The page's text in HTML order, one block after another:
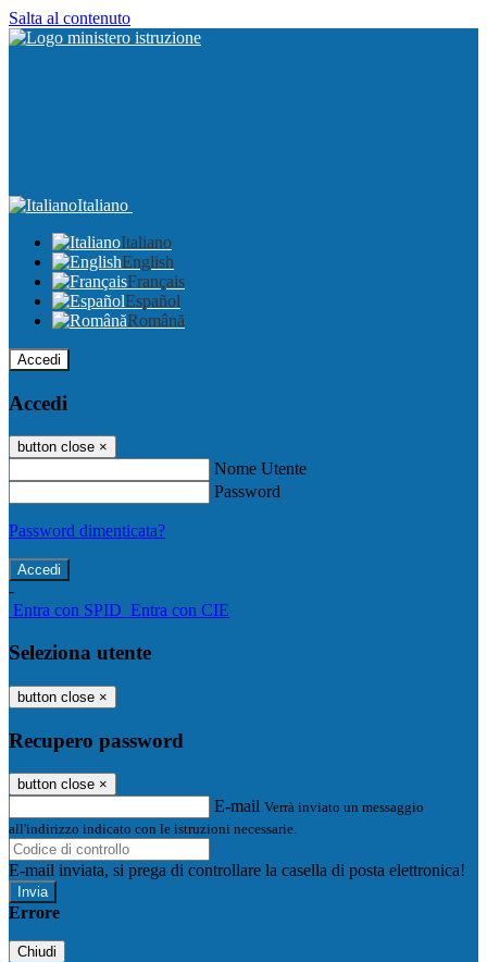
Salta al contenuto
Italiano
Italiano
English
Français
Español
Română
Accedi
Accedi
button close ×
Nome Utente
Password
Password dimenticata?
-
Entra con SPID Entra con CIE
Seleziona utente
button close ×
Recupero password
button close ×
E-mail Verrà inviato un messaggio
all'indirizzo indicato con le istruzioni necessarie.
E-mail inviata, si prega di controllare la casella di posta elettronica!
Errore
Chiudi